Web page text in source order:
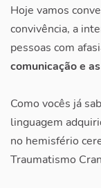
Hoje vamos
convivência, a
pessoas com
comunicação e
Como vocês já
linguagem
no hemisfério
Traumatismo